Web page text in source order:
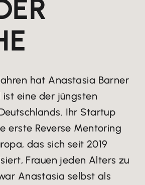
hat Anastasia Barner
eine der jüngsten
Ihr Startup
erste Reverse Mentoring
das sich seit 2019
Frauen jeden Alters zu
Anastasia selbst als